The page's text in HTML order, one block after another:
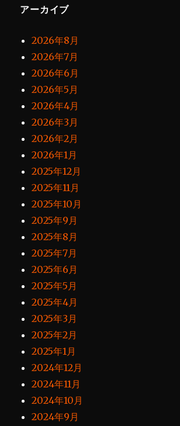
アーカイブ
2026年8月
2026年7月
2026年6月
2026年5月
2026年4月
2026年3月
2026年2月
2026年1月
2025年12月
2025年11月
2025年10月
2025年9月
2025年8月
2025年7月
2025年6月
2025年5月
2025年4月
2025年3月
2025年2月
2025年1月
2024年12月
2024年11月
2024年10月
2024年9月